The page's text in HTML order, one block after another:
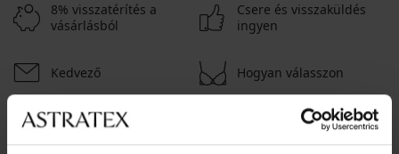
8% visszatérítés a
vásárlásból
Csere és visszaküldés
ingyen
Kedvező Hogyan válasszon